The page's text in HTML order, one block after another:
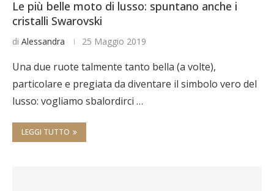
Le più belle moto di lusso: spuntano anche i
cristalli Swarovski
di Alessandra 25 Maggio 2019
Una due ruote talmente tanto bella (a volte),
particolare e pregiata da diventare il simbolo vero del
lusso: vogliamo sbalordirci …
LEGGI TUTTO